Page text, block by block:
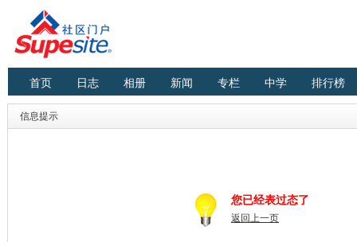
首页 日志 相册 新闻 专栏 中学 排行榜
信息提示
您已经表过态了
返回上一页